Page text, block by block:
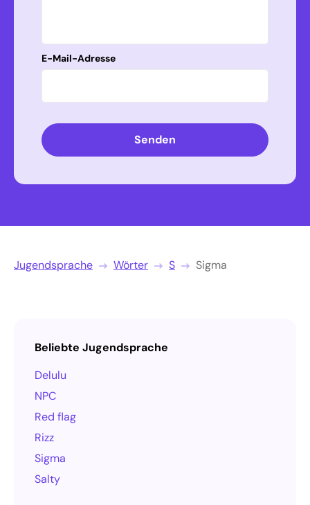
E-Mail-Adresse
Senden
Jugendsprache Wörter S Sigma
Beliebte Jugendsprache
Delulu
NPC
Red flag
Rizz
Sigma
Salty